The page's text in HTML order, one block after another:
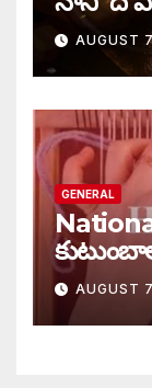
AUGUST
GENERAL
AUGUST